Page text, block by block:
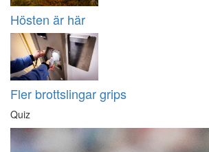
Hösten är här
Fler brottslingar grips
Quiz